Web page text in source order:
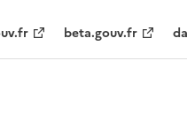
beta.gouv.fr